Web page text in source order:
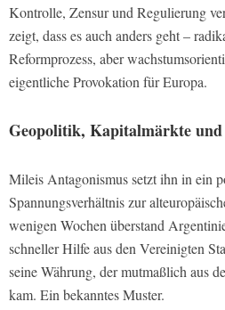
Kontrolle, Zensur und Regulierung
zeigt, dass es auch anders geht –
Reformprozess, aber
eigentliche Provokation für Europa.
Geopolitik, Kapitalmärkte und
Mileis Antagonismus setzt ihn in ein
Spannungsverhältnis zur
wenigen Wochen überstand
schneller Hilfe aus den Vereinigten
seine Währung, der mutmaßlich aus
kam. Ein bekanntes Muster.